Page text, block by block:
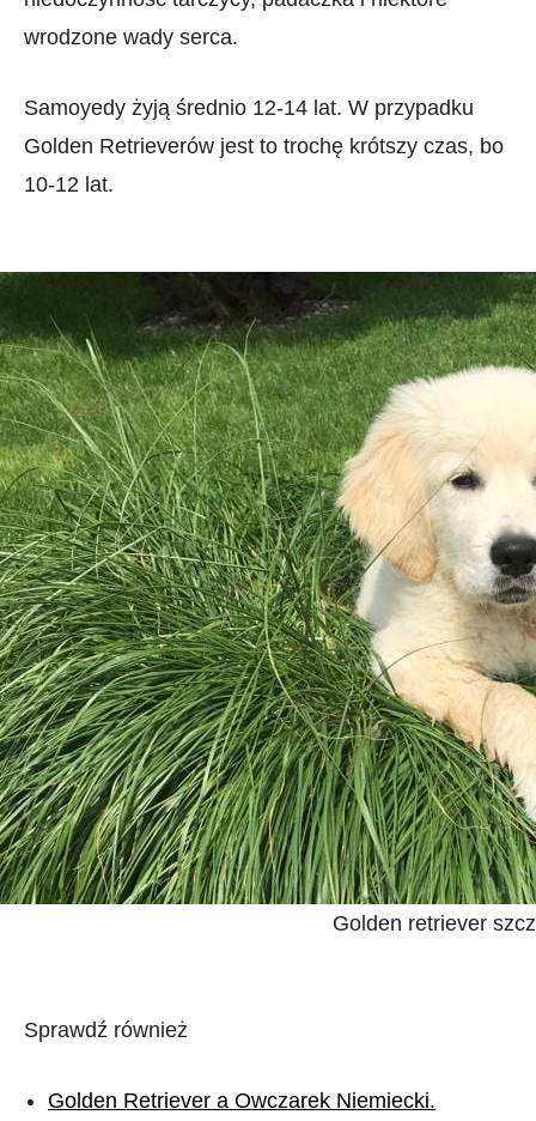
wrodzone wady serca.
Samoyedy żyją średnio 12-14 lat. W przypadku
Golden Retrieverów jest to trochę krótszy czas, bo
10-12 lat.
Golden retriever
Sprawdź również
Golden Retriever a Owczarek Niemiecki.